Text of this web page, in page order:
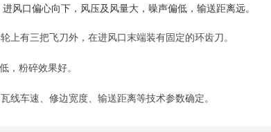
进风口偏心向下，风压及风量大，噪声偏低，输送距离远。
上有三把飞刀外，在进风口末端装有固定的环齿刀。
低，粉碎效果好。
线车速、修边宽度、输送距离等技术参数确定。